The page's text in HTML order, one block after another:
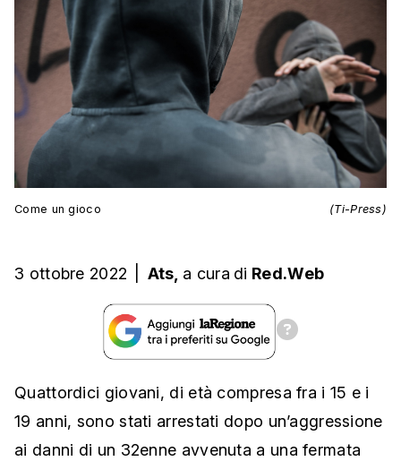
Come un gioco (Ti-Press)
3 ottobre 2022 Ats, a cura di Red.Web
Quattordici giovani, di età compresa fra i 15 e i
19 anni, sono stati arrestati dopo un’aggressione
ai danni di un 32enne avvenuta a una fermata